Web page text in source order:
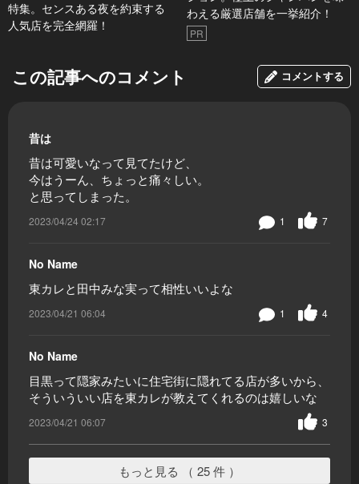
特集。センスある夜を約束する
人気店を完全網羅！
わえる厳選店舗を一挙紹介！
PR
この記事へのコメント コメントする
昔は
昔は可愛いなって見てたけど、
今はうーん、ちょっと痛々しい。
と思ってしまった。
2023/04/24 02:17 7
1
No Name
東カレと田中みな実って相性いいよな
2023/04/21 06:04 4
1
No Name
目黒って隠家みたいに住宅街に隠れてる店が多いから、
そういういい店を東カレが教えてくれるのは嬉しいな
2023/04/21 06:07 3
もっと見る （ 25 件 ）